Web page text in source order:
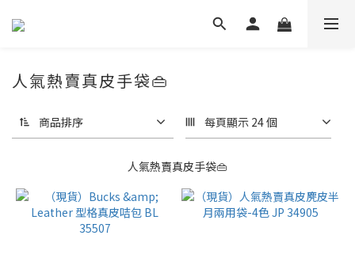
人氣熱賣真皮手袋👜
商品排序 每頁顯示 24 個
人氣熱賣真皮手袋👜